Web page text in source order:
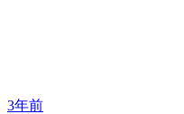
3年前